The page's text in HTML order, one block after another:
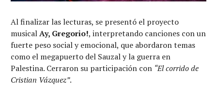
Al finalizar las lecturas, se presentó el proyecto
musicalAy, Gregorio!, interpretando canciones con un
fuerte peso social y emocional, que abordaron temas
como el megapuerto del Sauzal y la guerra en
Palestina. Cerraron su participación con “El corrido de
Cristian Vázquez”.